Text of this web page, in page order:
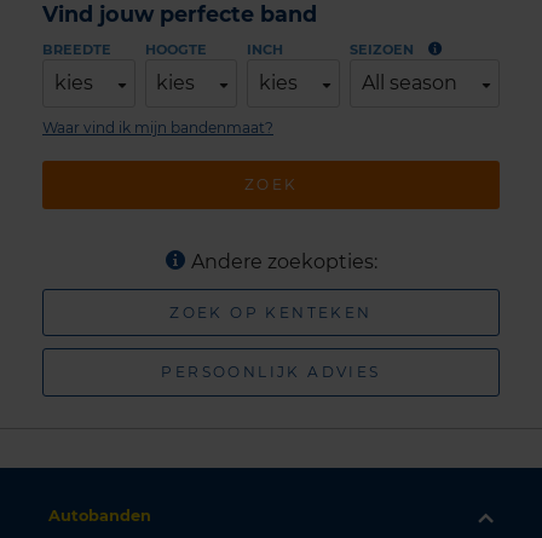
Vind jouw perfecte band
BREEDTE
kies
HOOGTE
kies
INCH
kies
SEIZOEN
All season
ZOEK
Waar vind ik mijn bandenmaat?
Andere zoekopties:
ZOEK OP KENTEKEN
PERSOONLIJK ADVIES
Autobanden